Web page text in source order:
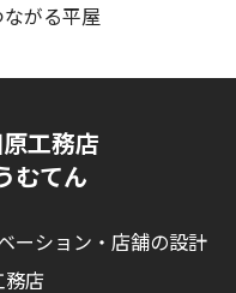
がる平屋
工務店
むてん
ーション・店舗の設計
店